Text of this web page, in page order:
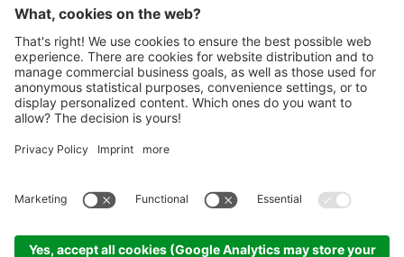
vi aspettano circondati dalla magnifica natura attorno al
nostro hotel.
COME ARRIVARE
NEWSLETTER